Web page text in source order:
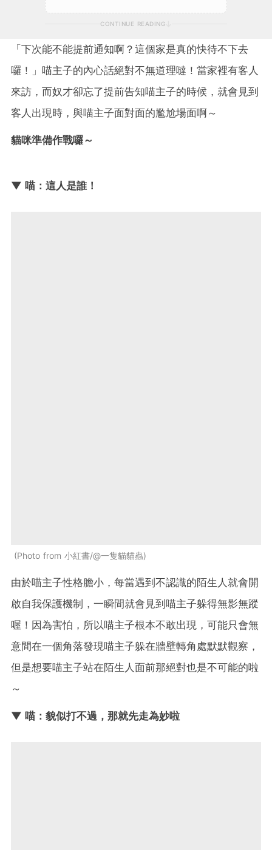
CONTINUE READING
「下次能不能提前通知啊？這個家是真的快待不下去
囉！」喵主子的內心話絕對不無道理噠！當家裡有客人
來訪，而奴才卻忘了提前告知喵主子的時候，就會見到
客人出現時，與喵主子面對面的尷尬場面啊～
貓咪準備作戰囉～
▼ 喵：這人是誰！
Photo from 小紅書/@一隻貓貓蟲
由於喵主子性格膽小，每當遇到不認識的陌生人就會開
啟自我保護機制，一瞬間就會見到喵主子躲得無影無蹤
喔！因為害怕，所以喵主子根本不敢出現，可能只會無
意間在一個角落發現喵主子躲在牆壁轉角處默默觀察，
但是想要喵主子站在陌生人面前那絕對也是不可能的啦
～
▼ 喵：貌似打不過，那就先走為妙啦